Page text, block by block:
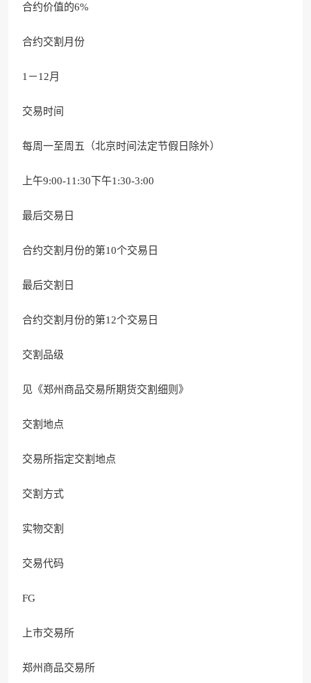
合约价值的6%
合约交割月份
1－12月
交易时间
每周一至周五（北京时间法定节假日除外）
上午9:00-11:30下午1:30-3:00
最后交易日
合约交割月份的第10个交易日
最后交割日
合约交割月份的第12个交易日
交割品级
见《郑州商品交易所期货交割细则》
交割地点
交易所指定交割地点
交割方式
实物交割
交易代码
FG
上市交易所
郑州商品交易所